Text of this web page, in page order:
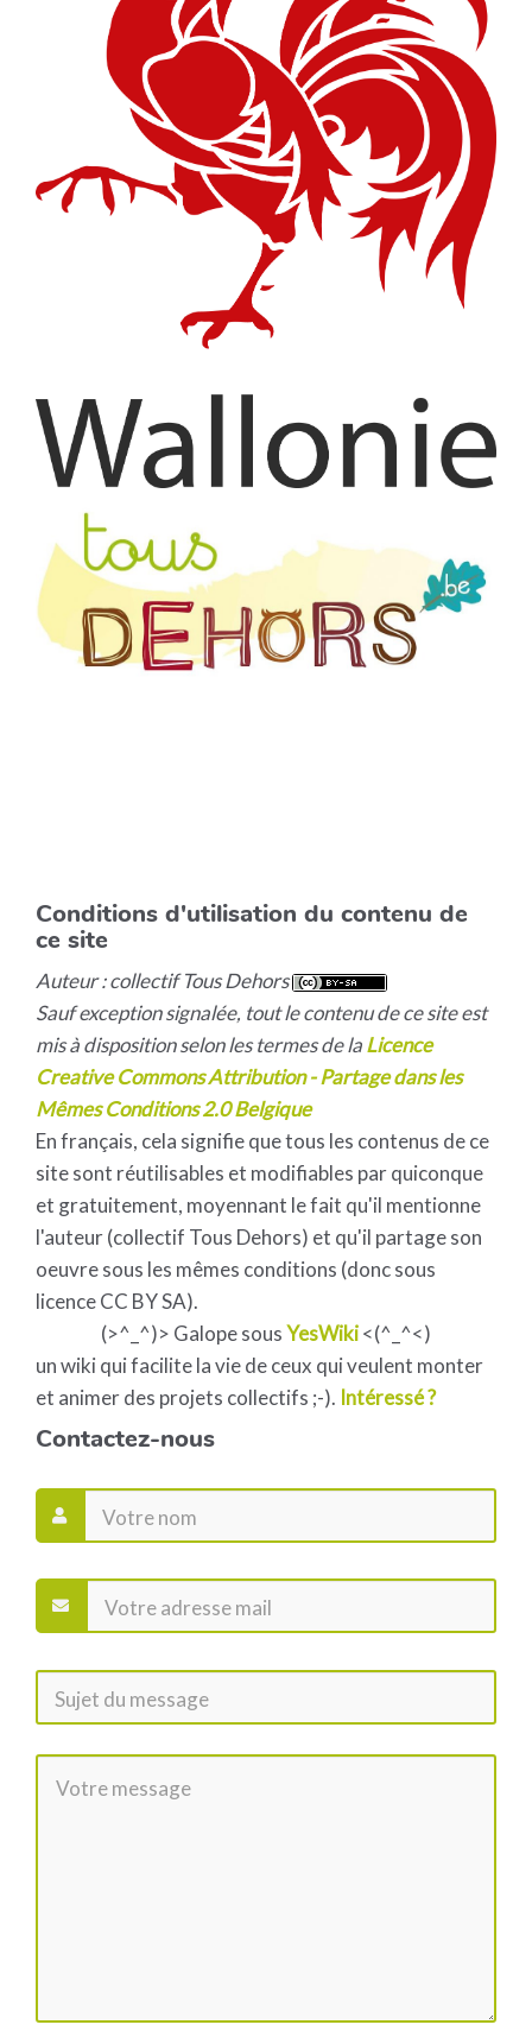
Conditions d'utilisation du contenu de
ce site
Auteur : collectif Tous Dehors
Sauf exception signalée, tout le contenu de ce site est
mis à disposition selon les termes de laLicence
Creative Commons Attribution - Partage dans les
Mêmes Conditions 2.0 Belgique
En français, cela signifie que tous les contenus de ce
site sont réutilisables et modifiables par quiconque
et gratuitement, moyennant le fait qu'il mentionne
l'auteur (collectif Tous Dehors) et qu'il partage son
oeuvre sous les mêmes conditions (donc sous
licence CC BY SA).
(>^_^)> Galope sousYesWiki<(^_^<)
un wiki qui facilite la vie de ceux qui veulent monter
et animer des projets collectifs ;-). Intéressé ?
Contactez-nous